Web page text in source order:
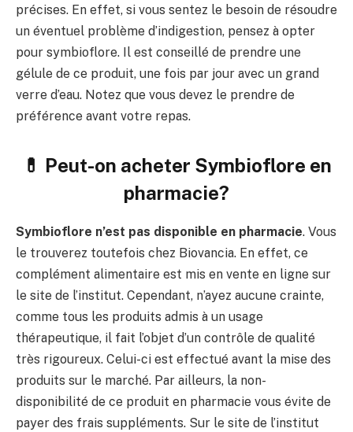
précises. En effet, si vous sentez le besoin de résoudre
un éventuel problème d’indigestion, pensez à opter
pour symbioflore. Il est conseillé de prendre une
gélule de ce produit, une fois par jour avec un grand
verre d’eau. Notez que vous devez le prendre de
préférence avant votre repas.
💊 Peut-on acheter Symbioflore en
pharmacie?
Symbioflore n’est pas disponible en pharmacie. Vous
le trouverez toutefois chez Biovancia. En effet, ce
complément alimentaire est mis en vente en ligne sur
le site de l’institut. Cependant, n’ayez aucune crainte,
comme tous les produits admis à un usage
thérapeutique, il fait l’objet d’un contrôle de qualité
très rigoureux. Celui-ci est effectué avant la mise des
produits sur le marché. Par ailleurs, la non-
disponibilité de ce produit en pharmacie vous évite de
payer des frais suppléments. Sur le site de l’institut